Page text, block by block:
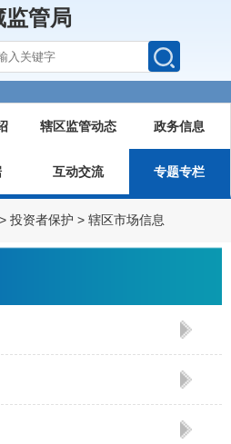
监管局
辖区监管动态 政务信息
互动交流 专题专栏
> 投资者保护 > 辖区市场信息